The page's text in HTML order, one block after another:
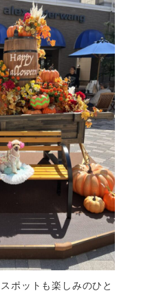
ポットも楽しみのひと